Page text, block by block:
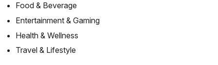
Food & Beverage
Entertainment & Gaming
Health & Wellness
Travel & Lifestyle